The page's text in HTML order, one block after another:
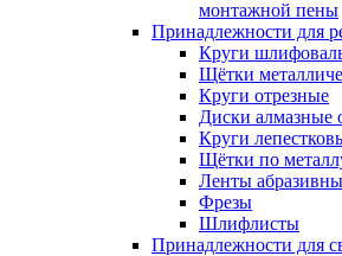
монтажной пены
Принадлежности для
Круги
Щётки
Круги отрезные
Диски алмазные
Круги
Щётки по
Ленты
Фрезы
Шлифлисты
Принадлежности для